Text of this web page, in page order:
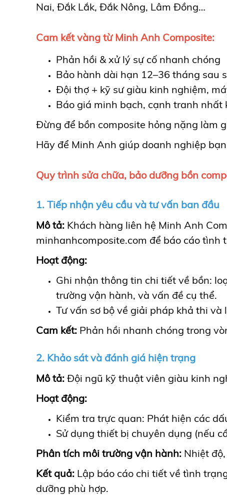
Nai, Đắk Lắk, Đắk Nông, Lâm Đồng…
Cam kết vàng từ Minh Anh Composite:
Phản hồi & xử lý sự cố nhanh chóng
Bảo hành dài hạn 12–36 tháng sau
Đội thợ + kỹ sư giàu kinh nghiệm,
Báo giá minh bạch, cạnh tranh nhất
Đừng để bồn composite hỏng nặng làm
Hãy để Minh Anh giúp doanh nghiệp
Quy trình sửa chữa, bảo dưỡng bồn
1. Tiếp nhận yêu cầu và tư vấn ban đầu
Mô tả: Khách hàng liên hệ Minh Anh
minhanhcomposite.com để báo cáo tình
Hoạt động:
Ghi nhận thông tin chi tiết về bồn:
trường vận hành, và vấn đề cụ thể.
Tư vấn sơ bộ về giải pháp khả thi và
Cam kết: Phản hồi nhanh chóng trong
2. Khảo sát và đánh giá hiện trạng
Mô tả: Đội ngũ kỹ thuật viên giàu kinh
Hoạt động:
Kiểm tra trực quan: Phát hiện các
Sử dụng thiết bị chuyên dụng (nếu
Phân tích môi trường vận hành: Nhiệt
Kết quả: Lập báo cáo chi tiết về tình
dưỡng phù hợp.